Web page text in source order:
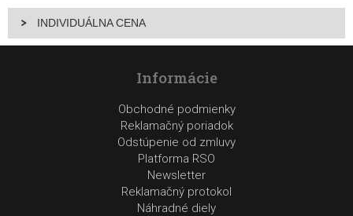
INDIVIDUÁLNA CENA
Informácie
Obchodné podmienky
Reklamačný poriadok
Odstúpenie od zmluvy
Platforma RSO
Newsletter
Reklamačný protokol
Náhradné diely